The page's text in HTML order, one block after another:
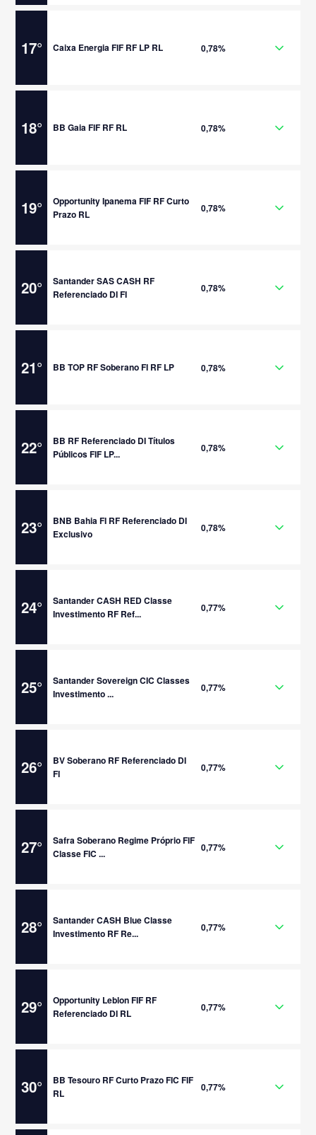
17° Caixa Energia FIF RF LP RL 0,78%
18° BB Gaia FIF RF RL 0,78%
19°
Opportunity Ipanema FIF RF Curto
Prazo RL
0,78%
20°
Santander SAS CASH RF
Referenciado DI FI
0,78%
21° BB TOP RF Soberano FI RF LP 0,78%
22°
BB RF Referenciado DI Títulos
Públicos FIF LP...
0,78%
23°
BNB Bahia FI RF Referenciado DI
Exclusivo
0,78%
24°
Santander CASH RED Classe
Investimento RF Ref...
0,77%
25°
Santander Sovereign CIC Classes
Investimento ...
0,77%
26°
BV Soberano RF Referenciado DI
FI
0,77%
27°
Safra Soberano Regime Próprio FIF
Classe FIC ...
0,77%
28°
Santander CASH Blue Classe
Investimento RF Re...
0,77%
29°
Opportunity Leblon FIF RF
Referenciado DI RL
0,77%
30°
BB Tesouro RF Curto Prazo FIC FIF
RL
0,77%